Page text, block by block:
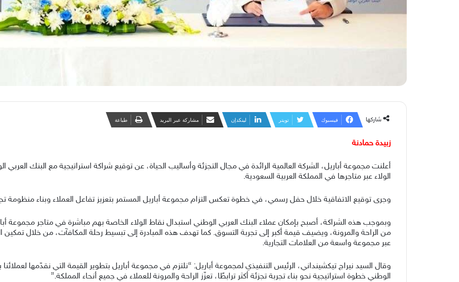
شاركها فيسبوك تويتر لينكدإن مشاركة عبر البريد طباعة
زبيدة حمادنة
أعلنت مجموعة أباريل، الشركة العالمية الرائدة في مجال التجزئة وأساليب الحياة، عن توقيع شراكة استراتيجية مع البنك
الولاء عبر متاجرها في المملكة العربية السعودية.
وجرى توقيع الاتفاقية خلال حفل رسمي، في خطوة تعكس التزام مجموعة أباريل المستمر بتعزيز تفاعل العملاء وبناء منظومة
وبموجب هذه الشراكة، أصبح بإمكان عملاء البنك العربي الوطني استبدال نقاط الولاء الخاصة بهم مباشرة في متاجر مجموعة
من الراحة والمرونة، ويضيف قيمة أكبر إلى تجربة التسوق. كما تهدف هذه المبادرة إلى تبسيط رحلة المكافآت، من خلال
عبر مجموعة واسعة من العلامات التجارية.
وقال السيد نيراج تيكشينداني، الرئيس التنفيذي لمجموعة أباريل: “نلتزم في مجموعة أباريل بتطوير القيمة التي نقدّمها
الوطني خطوة استراتيجية نحو بناء تجربة تجزئة أكثر ترابطًا، تعزّز الراحة والمرونة للعملاء في جميع أنحاء المملكة.”